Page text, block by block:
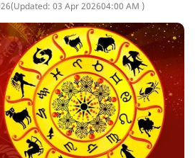
(Updated: 03 Apr 202604:00 AM )